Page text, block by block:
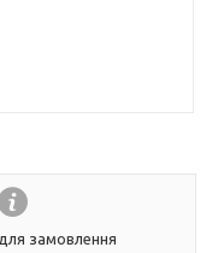
замовлення